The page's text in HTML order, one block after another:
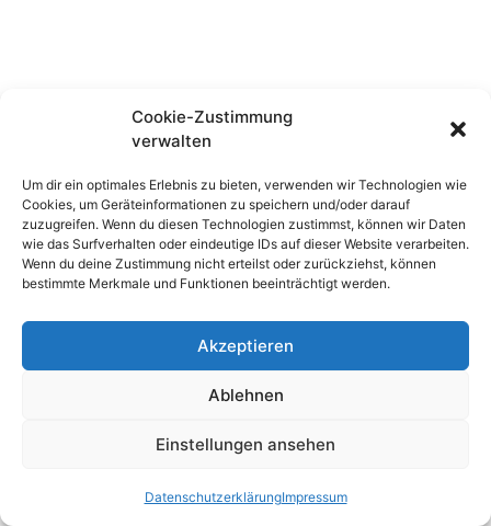
Cookie-Zustimmung
verwalten
Um dir ein optimales Erlebnis zu bieten, verwenden wir Technologien wie
Cookies, um Geräteinformationen zu speichern und/oder darauf
zuzugreifen. Wenn du diesen Technologien zustimmst, können wir Daten
wie das Surfverhalten oder eindeutige IDs auf dieser Website verarbeiten.
Wenn du deine Zustimmung nicht erteilst oder zurückziehst, können
bestimmte Merkmale und Funktionen beeinträchtigt werden.
Akzeptieren
Ablehnen
Einstellungen ansehen
DatenschutzerklärungImpressum
© 2026 Waldhufenschule Zotzenbach
Impressum
Datenschutzerklärung